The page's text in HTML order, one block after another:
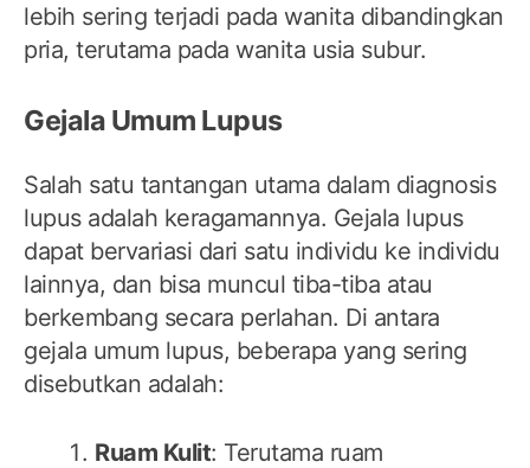
lebih sering terjadi pada wanita dibandingkan
pria, terutama pada wanita usia subur.
Gejala Umum Lupus
Salah satu tantangan utama dalam diagnosis
lupus adalah keragamannya. Gejala lupus
dapat bervariasi dari satu individu ke individu
lainnya, dan bisa muncul tiba-tiba atau
berkembang secara perlahan. Di antara
gejala umum lupus, beberapa yang sering
disebutkan adalah:
Ruam Kulit: Terutama ruam